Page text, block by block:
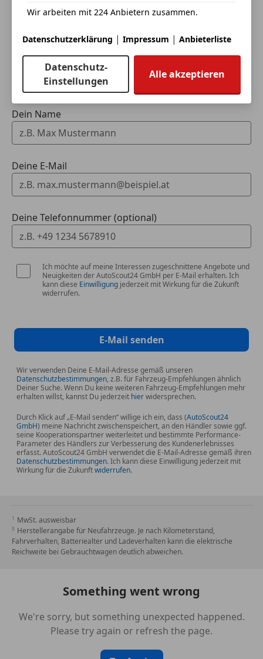
Schritt
Ich möchte mein Auto in Zahlung geben
Fahrzeugdaten hinzufügen
Dein Name
Deine E-Mail
Deine Telefonnummer (optional)
Ich möchte auf meine Interessen zugeschnittene Angebote und
Neuigkeiten der AutoScout24 GmbH per E-Mail erhalten. Ich
kann diese Einwilligung jederzeit mit Wirkung für die Zukunft
widerrufen.
E-Mail senden
Wir verwenden Deine E-Mail-Adresse gemäß unseren
Datenschutzbestimmungen, z.B. für Fahrzeug-Empfehlungen ähnlich
Deiner Suche. Wenn Du keine weiteren Fahrzeug-Empfehlungen mehr
erhalten willst, kannst Du jederzeit hierwidersprechen.
Durch Klick auf „E-Mail senden“ willige ich ein, dass (AutoScout24
GmbH) meine Nachricht zwischenspeichert, an den Händler sowie ggf.
seine Kooperationspartner weiterleitet und bestimmte Performance-
Parameter des Händlers zur Verbesserung des Kundenerlebnisses
erfasst. AutoScout24 GmbH verwendet die E-Mail-Adresse gemäß ihren
Datenschutzbestimmungen. Ich kann diese Einwilligung jederzeit mit
Wirkung für die Zukunftwiderrufen.
MwSt. ausweisbar
Herstellerangabe für Neufahrzeuge. Je nach Kilometerstand,
Fahrverhalten, Batteriealter und Ladeverhalten kann die elektrische
Reichweite bei Gebrauchtwagen deutlich abweichen.
Something went wrong
We're sorry, but something unexpected happened.
Please try again or refresh the page.
Wir arbeiten mit 224 Anbietern zusammen.
Datenschutzerklärung | Impressum | Anbieterliste
Datenschutz-
Einstellungen
Alle akzeptieren